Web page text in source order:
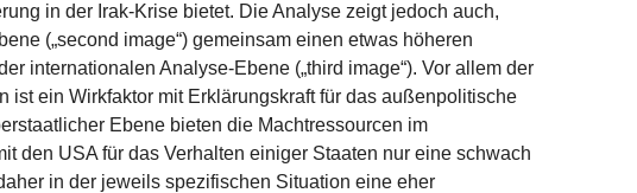
in der Irak-Krise bietet. Die Analyse zeigt jedoch auch,
(„second image“) gemeinsam einen etwas höheren
internationalen Analyse-Ebene („third image“). Vor allem der
ein Wirkfaktor mit Erklärungskraft für das außenpolitische
Ebene bieten die Machtressourcen im
den USA für das Verhalten einiger Staaten nur eine schwach
in der jeweils spezifischen Situation eine eher